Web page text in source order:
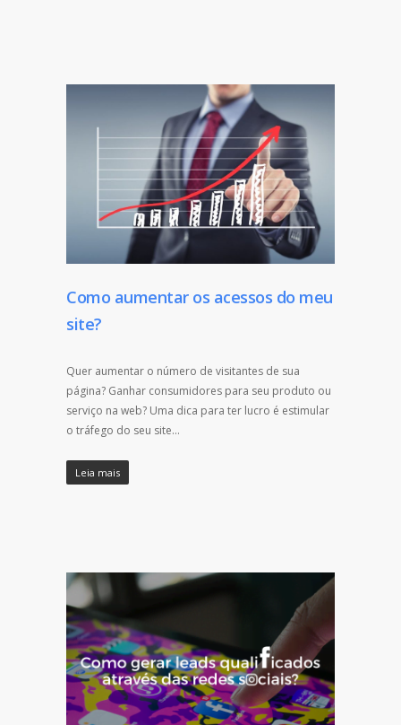
Como aumentar os acessos do meu
site?
Quer aumentar o número de visitantes de sua
página? Ganhar consumidores para seu produto ou
serviço na web? Uma dica para ter lucro é estimular
o tráfego do seu site…
Leia mais